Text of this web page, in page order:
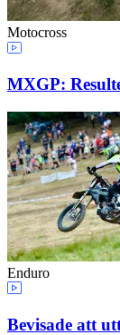
Motocross
MXGP:
Enduro
Bevisade att